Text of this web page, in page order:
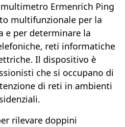
Ermenrich Ping
multifunzionale per la
e per determinare la
reti informatiche
Il dispositivo è
che si occupano di
di reti in ambienti
rilevare doppini